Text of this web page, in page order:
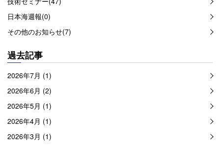
日本海週報(0)
その他のお知らせ(7)
過去記事
2026年7月 (1)
2026年6月 (2)
2026年5月 (1)
2026年4月 (1)
2026年3月 (1)